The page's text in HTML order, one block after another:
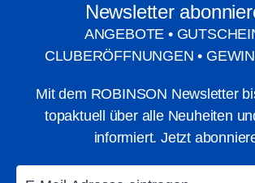
Newsletter
ANGEBOTE •
CLUBERÖFFNUNGEN •
Mit dem ROBINSON Newsletter
topaktuell über alle Neuheiten
informiert. Jetzt